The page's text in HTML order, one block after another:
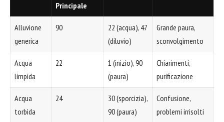
Principale
Alluvione
generica
90
22 (acqua), 47
(diluvio)
Grande paura,
sconvolgimento
Acqua
limpida
22
1 (inizio), 90
(paura)
Chiarimenti,
purificazione
Acqua
torbida
24
30 (sporcizia),
90 (paura)
Confusione,
problemi irrisolti